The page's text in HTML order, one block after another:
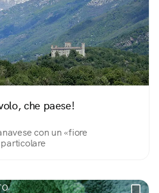
che paese!
con un «fiore